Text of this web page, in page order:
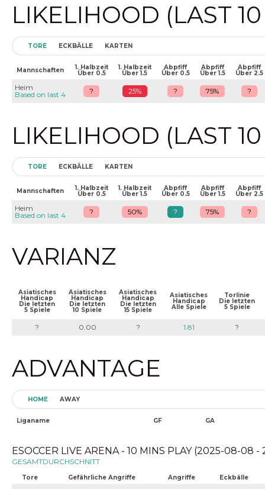
LIKELIHOOD (LAST
TORE ECKBÄLLE KARTEN
Mannschaften 1. Halbzeit
Über 0.5
1. Halbzeit
Über 1.5
Abpfiff
Über 0.5
Abpfiff
Über 1.5
Abpfiff
Über 2.5
Heim
Based on last 4
? 25% ? 75% ?
LIKELIHOOD (LAST
TORE ECKBÄLLE KARTEN
Mannschaften 1. Halbzeit
Über 0.5
1. Halbzeit
Über 1.5
Abpfiff
Über 0.5
Abpfiff
Über 1.5
Abpfiff
Über 2.5
Heim
Based on last 4
? 50% ? 75% ?
VARIANZ
Asiatisches
Handicap
Die letzten
5 Spiele
Asiatisches
Handicap
Die letzten
10 Spiele
Asiatisches
Handicap
Die letzten
15 Spiele
Asiatisches
Handicap
Alle Spiele
Torlinie
Die letzten
5 Spiele
? 0.00 ? 1.81 ?
ADVANTAGE
HOME AWAY
Liganame GF GA
ESOCCER LIVE ARENA - 10 MINS PLAY (2025-08-08
GESAMTDURCHSCHNITT
Tore Gefährliche Angriffe Angriffe Eckbälle